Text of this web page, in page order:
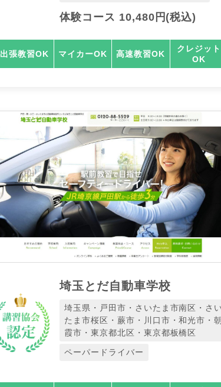
体験コース 10,480円(税込)
出張教習OK マイカーOK 高速教習OK
クレジット
OK
埼玉とだ自動車学校
埼玉県・戸田市・さいたま市南区・さい
たま市桜区・蕨市・川口市・和光市・朝
霞市・東京都北区・東京都板橋区
ペーパードライバー